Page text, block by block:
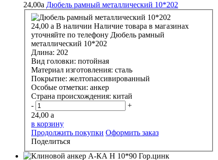
24,00a Дюбель рамный металлический 10*202
24,00 a В наличии Наличие товара в магазинах
уточняйте по телефону Дюбель рамный
металлический 10*202
Длина: 202
Вид головки: потойная
Материал изготовления: сталь
Покрытие: желтопассивированный
Особые отметки: анкер
Страна происхождения: китай
-
+
24,00 a
в корзину
Продолжить покупки Оформить заказ
Поделиться